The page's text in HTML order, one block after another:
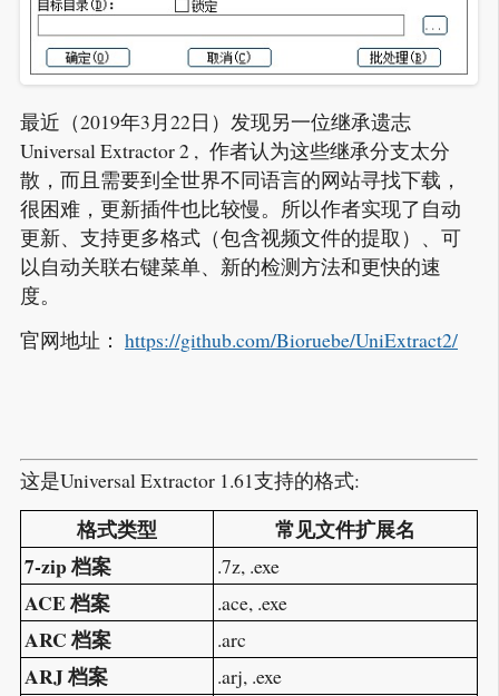
最近（2019年3月22日）发现另一位继承遗志
Universal Extractor 2 , 作者认为这些继承分支太分
散，而且需要到全世界不同语言的网站寻找下载，
很困难，更新插件也比较慢。所以作者实现了自动
更新、支持更多格式（包含视频文件的提取）、可
以自动关联右键菜单、新的检测方法和更快的速
度。
官网地址： https://github.com/Bioruebe/UniExtract2/
这是Universal Extractor 1.61支持的格式:
格式类型
常见文件扩展名
7-zip 档案
.7z, .exe
ACE 档案 .ace, .exe
ARC 档案 .arc
ARJ 档案 .arj, .exe